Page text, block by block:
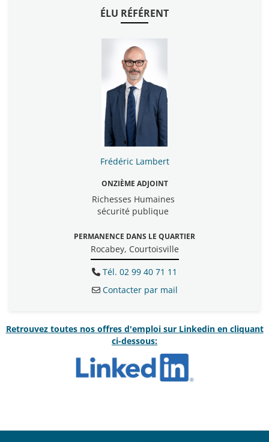
ÉLU RÉFÉRENT
Frédéric Lambert
ONZIÈME ADJOINT
Richesses Humaines
sécurité publique
PERMANENCE DANS LE QUARTIER
Rocabey, Courtoisville
Tél. 02 99 40 71 11
Contacter par mail
Retrouvez toutes nos offres d'emploi sur Linkedin en cliquant
ci-dessous: